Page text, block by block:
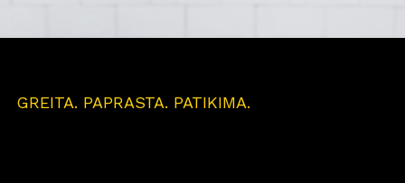
GREITA. PAPRASTA. PATIKIMA.